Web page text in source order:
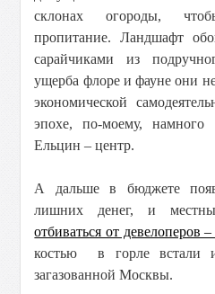
склонах огороды,
пропитание. Ландшафт
сарайчиками из
ущерба флоре и фауне они
экономической
эпохе, по-моему, намного
Ельцин – центр.
А дальше в бюджете
лишних денег, и
отбиваться от девелоперов
костью в горле встали
загазованной Москвы.